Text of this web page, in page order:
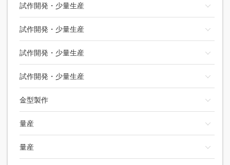
試作開発・少量生産
試作開発・少量生産
試作開発・少量生産
試作開発・少量生産
金型製作
量産
量産